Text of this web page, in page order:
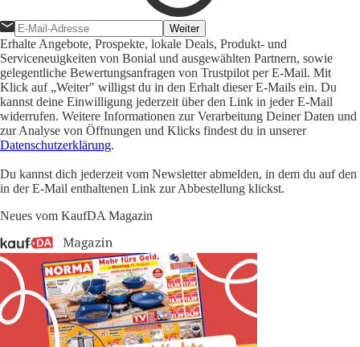
Weiter
Erhalte Angebote, Prospekte, lokale Deals, Produkt- und
Serviceneuigkeiten von Bonial und ausgewählten Partnern, sowie
gelegentliche Bewertungsanfragen von Trustpilot per E-Mail. Mit
Klick auf „Weiter" willigst du in den Erhalt dieser E-Mails ein. Du
kannst deine Einwilligung jederzeit über den Link in jeder E-Mail
widerrufen. Weitere Informationen zur Verarbeitung Deiner Daten und
zur Analyse von Öffnungen und Klicks findest du in unserer
Datenschutzerklärung.
Du kannst dich jederzeit vom Newsletter abmelden, in dem du auf den
in der E-Mail enthaltenen Link zur Abbestellung klickst.
Neues vom KaufDA Magazin